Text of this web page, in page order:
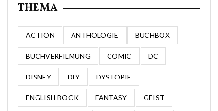
THEMA
ACTION ANTHOLOGIE BUCHBOX
BUCHVERFILMUNG COMIC DC
DISNEY DIY DYSTOPIE
ENGLISH BOOK FANTASY GEIST